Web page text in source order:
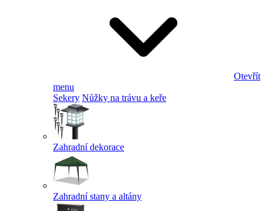
Otevřít
menu
Sekery Nůžky na trávu a keře
Zahradní dekorace
Zahradní stany a altány